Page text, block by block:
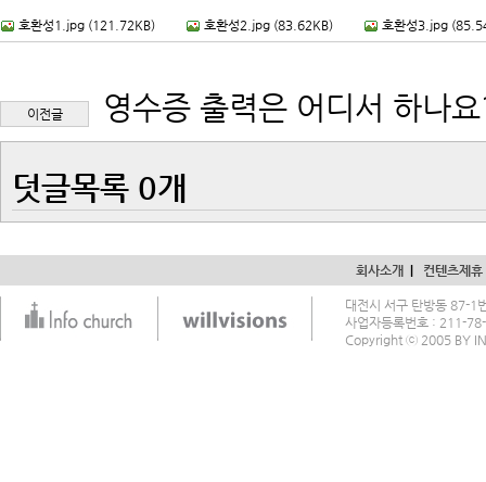
호환성1.jpg (121.72KB) 호환성2.jpg (83.62KB) 호환성3.jpg
이전글 영수증 출력은 어디서 하나
덧글목록 0개
회사소개 컨텐츠제휴
대전시 서구 탄방동 87-
사업자등록번호 : 211-
Copyright ⓒ 2005 BY